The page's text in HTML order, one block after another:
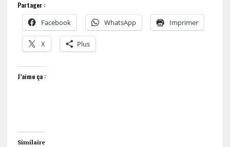
Partager :
Facebook WhatsApp Imprimer
X Plus
J’aime ça :
Similaire